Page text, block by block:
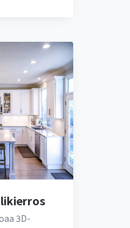
3D-